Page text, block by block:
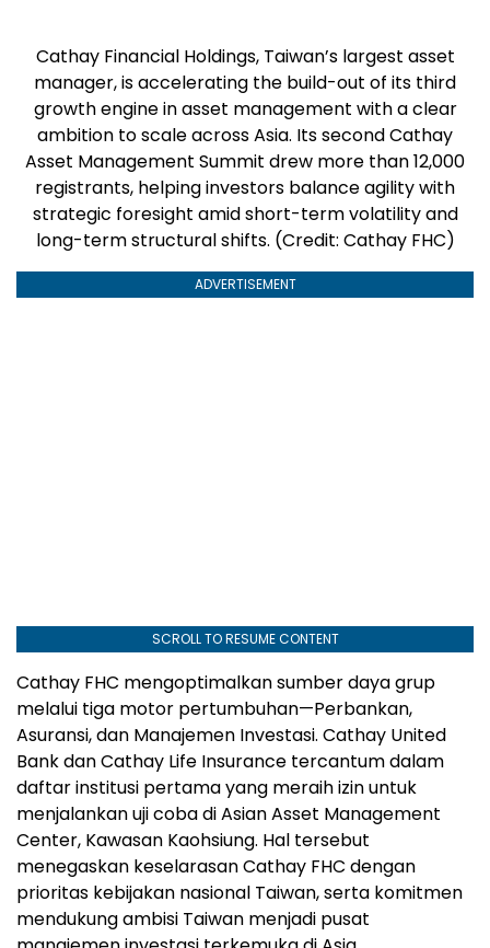
Cathay Financial Holdings, Taiwan’s largest asset
manager, is accelerating the build-out of its third
growth engine in asset management with a clear
ambition to scale across Asia. Its second Cathay
Asset Management Summit drew more than 12,000
registrants, helping investors balance agility with
strategic foresight amid short-term volatility and
long-term structural shifts. (Credit: Cathay FHC)
ADVERTISEMENT
SCROLL TO RESUME CONTENT
Cathay FHC mengoptimalkan sumber daya grup
melalui tiga motor pertumbuhan—Perbankan,
Asuransi, dan Manajemen Investasi. Cathay United
Bank dan Cathay Life Insurance tercantum dalam
daftar institusi pertama yang meraih izin untuk
menjalankan uji coba di Asian Asset Management
Center, Kawasan Kaohsiung. Hal tersebut
menegaskan keselarasan Cathay FHC dengan
prioritas kebijakan nasional Taiwan, serta komitmen
mendukung ambisi Taiwan menjadi pusat